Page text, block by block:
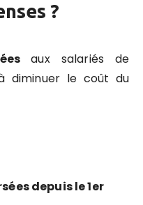
?
aux salariés de
diminuer le coût du
depuis le 1er